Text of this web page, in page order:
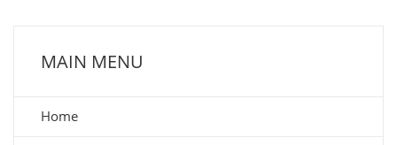
MAIN MENU
Home